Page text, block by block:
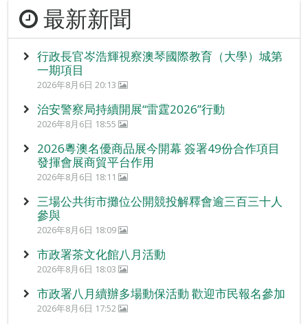
最新新聞
行政長官岑浩輝視察澳琴國際教育（大學）城第
一期項目
2026年8月6日 20:13
治安警察局持續開展“雷霆2026”行動
2026年8月6日 18:55
2026粵澳名優商品展今開幕 簽署49份合作項目
發揮會展商貿平台作用
2026年8月6日 18:11
三場公共街市攤位公開競投解釋會逾三百三十人
參與
2026年8月6日 18:09
市政署茶文化館八月活動
2026年8月6日 18:03
市政署八月續辦多場動保活動 歡迎市民報名參加
2026年8月6日 17:52